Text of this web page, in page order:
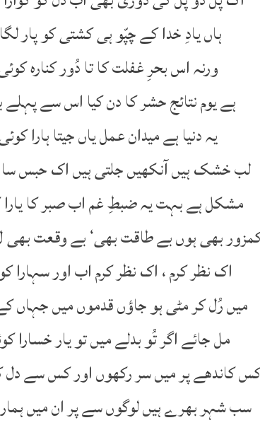
ہاں یادِ خدا کے چپّو ہی کشتی کو پار
ورنہ اس بحرِ غفلت کا تا دُور کنارہ
ہے یوم نتائج حشر کا دن کیا اس سے
یہ دنیا ہے میدان عمل یاں جیتا ہارا
لب خشک ہیں آنکھیں جلتی ہیں اک حبس سا
مشکل ہے بہت یہ ضبطِ غم اب صبر کا
بھی ہوں بے طاقت بھی‘ بے وقعت بھی
اک نظر کرم ، اک نظر کرم اب اور سہارا
میں رُل کر مٹی ہو جاؤں قدموں میں جہاں
مل جائے اگر تُو بدلے میں تو یار خسارا
کاندھے پر میں سر رکھوں اور کس سے
سب شہر بھرے ہیں لوگوں سے پر ان میں